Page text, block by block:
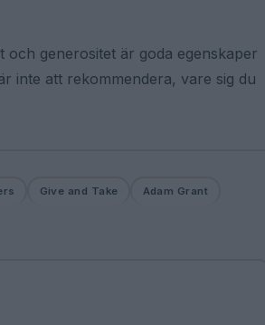
och generositet är goda egenskaper
inte att rekommendera, vare sig du
Give and Take Adam Grant